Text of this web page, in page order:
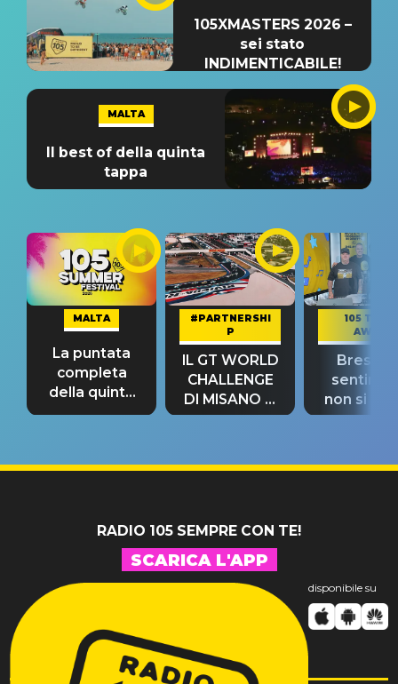
105XMASTERS 2026 –
sei stato
INDIMENTICABILE!
MALTA
Il best of della quinta
tappa
MALTA
La puntata
completa
della quinta
tappa
#PARTNERSHI
P
IL GT WORLD
CHALLENGE
DI MISANO si
riconferma
105 TAKE
AWAY
Bresh:
non si
fino alla
RADIO 105 SEMPRE CON TE!
SCARICA L'APP
disponibile su